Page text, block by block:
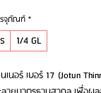
จุภัณฑ์*
1/4 GL
เนอร์ เบอร์ 17 (Jotun